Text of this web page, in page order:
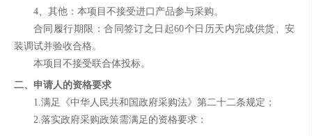
4、其他：本项目不接受进口产品参与采购。
合同履行期限：合同签订之日起60个日历天内完成供货、安
装调试并验收合格。
本项目不接受联合体投标。
二、申请人的资格要求
1.满足《中华人民共和国政府采购法》第二十二条规定；
2.落实政府采购政策需满足的资格要求：